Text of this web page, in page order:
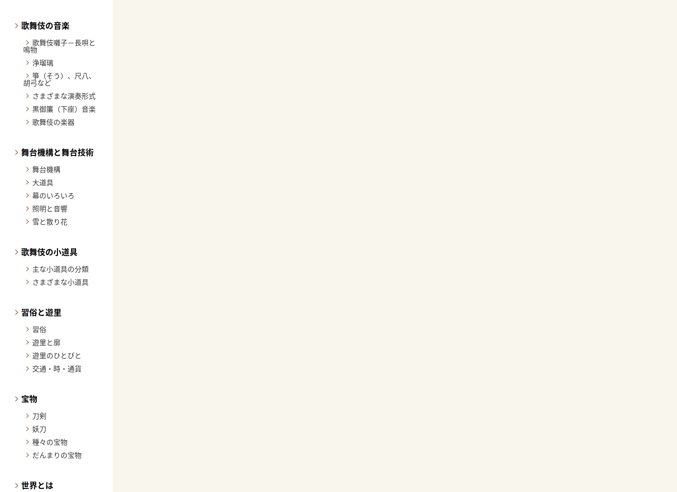
歌舞伎の音楽
歌舞伎囃子－長唄と
鳴物
浄瑠璃
箏（そう）、尺八、
胡弓など
さまざまな演奏形式
黒御簾（下座）音楽
歌舞伎の楽器
舞台機構と舞台技術
舞台機構
大道具
幕のいろいろ
照明と音響
雪と散り花
歌舞伎の小道具
主な小道具の分類
さまざまな小道具
習俗と遊里
習俗
遊里と廓
遊里のひとびと
交通・時・通貨
宝物
刀剣
妖刀
種々の宝物
だんまりの宝物
世界とは